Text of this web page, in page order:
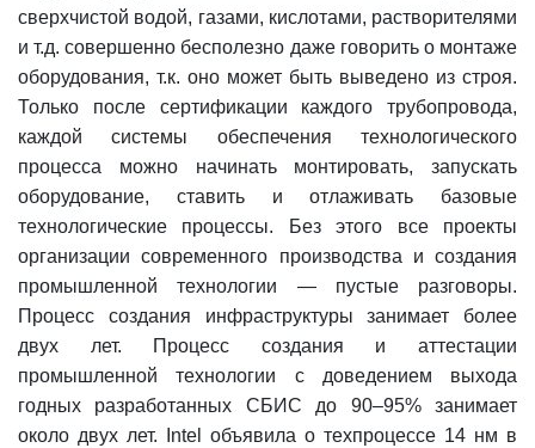
сверхчистой водой, газами, кислотами, растворителями
и т.д. совершенно бесполезно даже говорить о монтаже
оборудования, т.к. оно может быть выведено из строя.
Только после сертификации каждого трубопровода,
каждой системы обеспечения технологического
процесса можно начинать монтировать, запускать
оборудование, ставить и отлаживать базовые
технологические процессы. Без этого все проекты
организации современного производства и создания
промышленной технологии — пустые разговоры.
Процесс создания инфраструктуры занимает более
двух лет. Процесс создания и аттестации
промышленной технологии с доведением выхода
годных разработанных СБИС до 90–95% занимает
около двух лет. Intel объявила о техпроцессе 14 нм в